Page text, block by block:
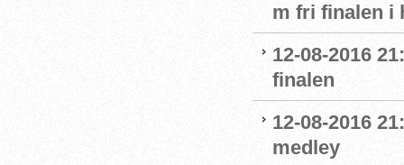
m fri finalen i
12-08-2016
finalen
12-08-2016
medley